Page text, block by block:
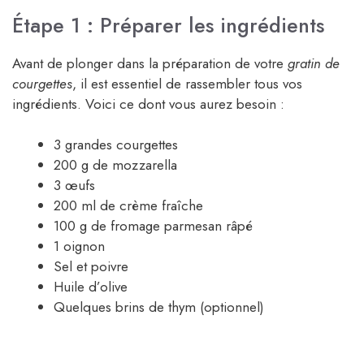
Étape 1 : Préparer les ingrédients
Avant de plonger dans la préparation de votre gratin de
courgettes, il est essentiel de rassembler tous vos
ingrédients. Voici ce dont vous aurez besoin :
3 grandes courgettes
200 g de mozzarella
3 œufs
200 ml de crème fraîche
100 g de fromage parmesan râpé
1 oignon
Sel et poivre
Huile d’olive
Quelques brins de thym (optionnel)